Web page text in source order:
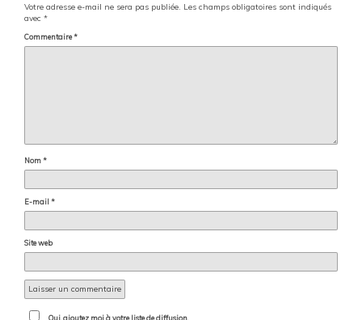
Votre adresse e-mail ne sera pas publiée. Les champs obligatoires sont indiqués
avec *
Commentaire*
Nom*
E-mail*
Site web
Oui, ajoutez moi à votre liste de diffusion.